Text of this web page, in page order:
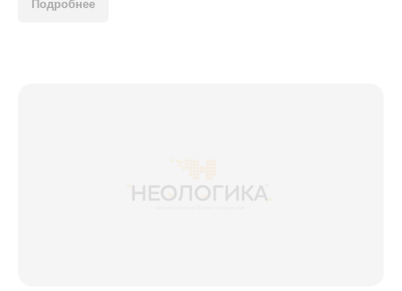
Подробнее